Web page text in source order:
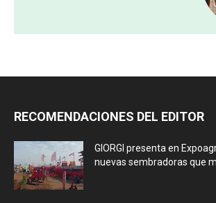
RECOMENDACIONES DEL EDITOR
GIORGI presenta en
nuevas sembradoras que